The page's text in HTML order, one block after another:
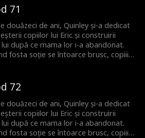
plece și să înceapă de la zero. Abia
își dă seama că ea era cea care îi
adevărat uniți.
71
douăzeci de ani, Quinley și-a dedicat
copiilor lui Eric și construirii
după ce mama lor i-a abandonat.
fosta soție se întoarce brusc, copiii îi
plece și să înceapă de la zero. Abia
își dă seama că ea era cea care îi
adevărat uniți.
72
douăzeci de ani, Quinley și-a dedicat
copiilor lui Eric și construirii
după ce mama lor i-a abandonat.
fosta soție se întoarce brusc, copiii îi